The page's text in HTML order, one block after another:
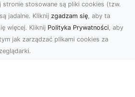
stronie stosowane są pliki cookies (tzw.
jadalne. Kliknij zgadzam się, aby ta
więcej. Kliknij Polityka Prywatności, aby
jak zarządzać plikami cookies za